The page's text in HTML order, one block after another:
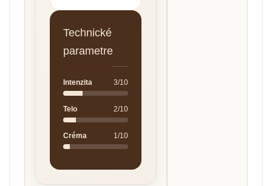
Technické
parametre
Intenzita 3/10
Telo 2/10
Créma 1/10